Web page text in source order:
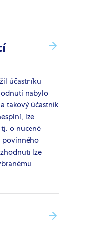
účastníku
nabylo
takový účastník
lze
o nucené
povinného
lze